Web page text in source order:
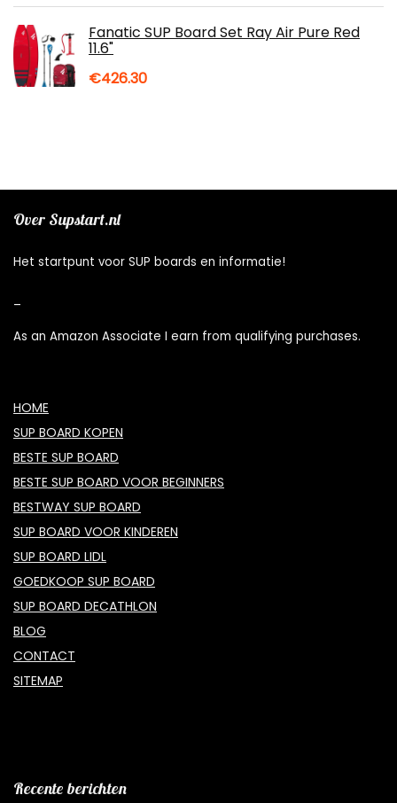
Fanatic SUP Board Set Ray Air Pure Red
11.6"
€426.30
Over Supstart.nl
Het startpunt voor SUP boards en informatie!
As an Amazon Associate I earn from qualifying purchases.
HOME
SUP BOARD KOPEN
BESTE SUP BOARD
BESTE SUP BOARD VOOR BEGINNERS
BESTWAY SUP BOARD
SUP BOARD VOOR KINDEREN
SUP BOARD LIDL
GOEDKOOP SUP BOARD
SUP BOARD DECATHLON
BLOG
CONTACT
SITEMAP
Recente berichten